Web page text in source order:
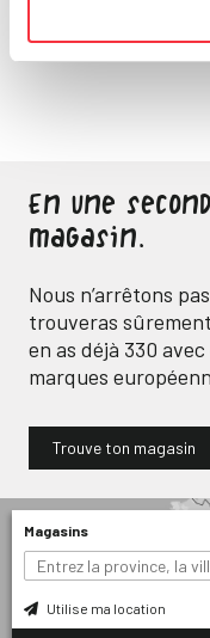
En une
magasin.
Nous n’arrêtons
trouveras
en as déjà 330 avec
marques
Trouve ton magasin
Magasins
Utilise ma location